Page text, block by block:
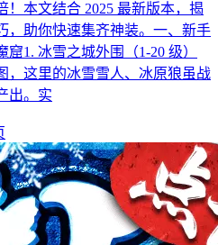
！本文结合 2025 最新版本，揭
，助你快速集齐神装。一、新手
1. 冰雪之城外围（1-20 级）
，这里的冰雪雪人、冰原狼虽战
出。实